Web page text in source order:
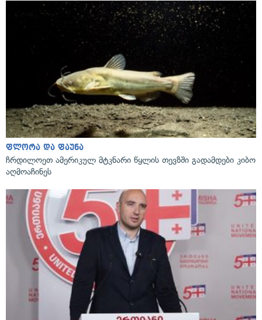
ფლორა და ფაუნა
ჩრდილოეთ ამერიკულ მტკნარი წყლის თევზში გადამდები კიბო
აღმოაჩინეს